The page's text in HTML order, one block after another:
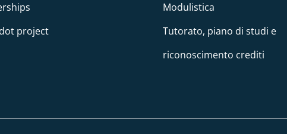
project
Modulistica
Tutorato, piano di studi e
riconoscimento crediti